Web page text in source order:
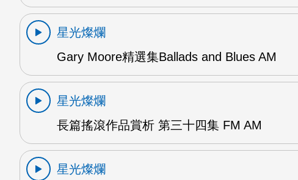
星光燦爛
Gary Moore精選集Ballads and Blues AM
星光燦爛
長篇搖滾作品賞析 第三十四集 FM AM
星光燦爛